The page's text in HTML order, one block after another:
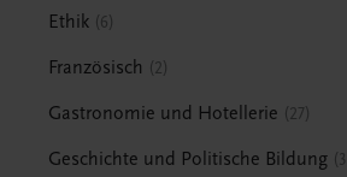
Ethik 6
Französisch 2
Gastronomie und Hotellerie 27
Geschichte und Politische Bildung 3